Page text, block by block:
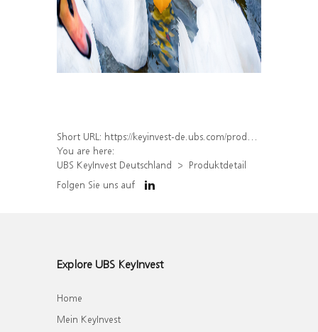
Short URL: https://keyinvest-de.ubs.com/produkt/detail/index/isin/DE000WA6C8V9
You are here:
UBS KeyInvest Deutschland
Produktdetail
Folgen Sie uns auf
Explore UBS KeyInvest
Home
Mein KeyInvest